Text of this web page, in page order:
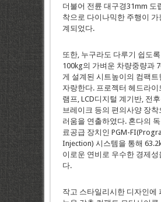
더불어 전륜 대구경31mm 도
착으로 다이나믹한 주행이 가
계되었다.
또한, 누구라도 다루기 쉽도
100kg의 가벼운 차량중량과
게 설계된 시트높이의 컴팩트
자랑한다. 프로젝터 헤드라이
램프, LCD디지털 계기반, 전
브레이크 등의 편의사양 장착
러움을 연출하였다. 혼다의
료공급 장치인 PGM-
Injection) 시스템을 통해
이로운 연비로 우수한 경제성
다.
작고 스타일리시한 디자인에